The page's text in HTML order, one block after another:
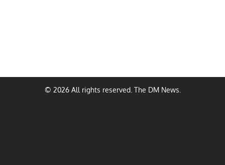
© 2026 All rights reserved. The DM News.